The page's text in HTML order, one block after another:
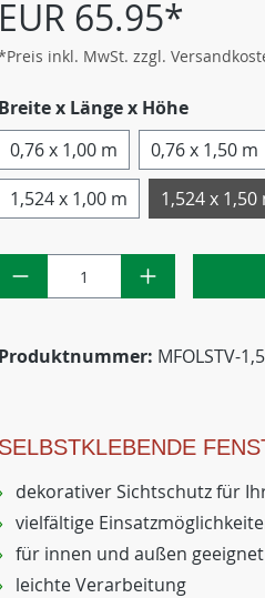
EUR 65.95*
inkl. MwSt. zzgl.
Breite x Länge x Höhe
0,76 x 1,00 m
0,76 x 1,50 m
1,524 x 1,00 m
1,524 x 1,50
Produktnummer: MFOLSTV-
SELBSTKLEBENDE
dekorativer Sichtschutz für
vielfältige
für innen und außen geeignet
leichte Verarbeitung